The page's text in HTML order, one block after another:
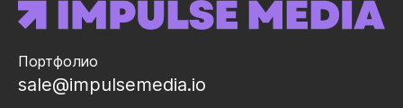
Портфолио
sale@impulsemedia.io